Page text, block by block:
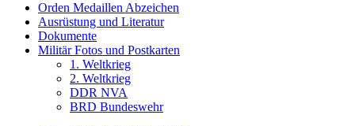
Orden Medaillen Abzeichen
Ausrüstung und Literatur
Dokumente
Militär Fotos und Postkarten
1. Weltkrieg
2. Weltkrieg
DDR NVA
BRD Bundeswehr